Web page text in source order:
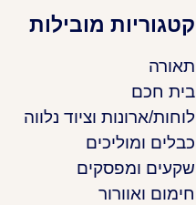
קטגוריות מובילות
תאורה
בית חכם
לוחות/ארונות וציוד נלווה
כבלים ומוליכים
שקעים ומפסקים
חימום ואוורור